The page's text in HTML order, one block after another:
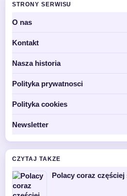
STRONY SERWISU
O nas
Kontakt
Nasza historia
Polityka prywatnosci
Polityka cookies
Newsletter
CZYTAJ TAKZE
Polacy coraz